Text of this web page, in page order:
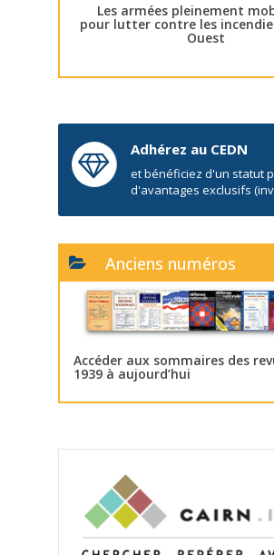
Les armées pleinement
pour lutter contre les
Ouest
Adhérez au CEDN
et bénéficiez d'un statut
d'avantages exclusifs
Anciens numéros
Accéder aux sommaires des
1939 à aujourd’hui